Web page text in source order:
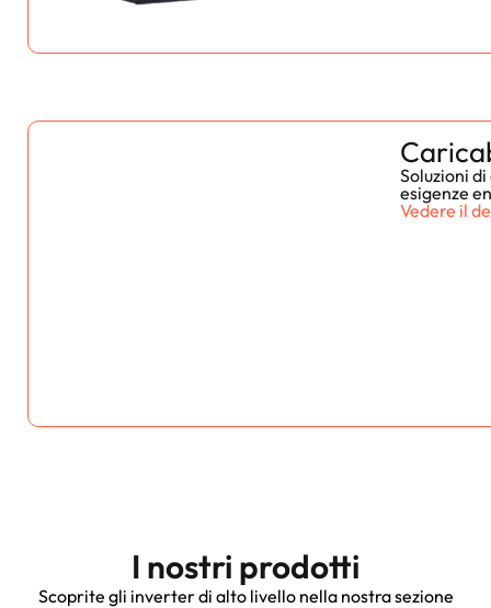
Soluzioni
esigenze
Vedere il
I nostri prodotti
Scoprite gli inverter di alto livello nella nostra sezione